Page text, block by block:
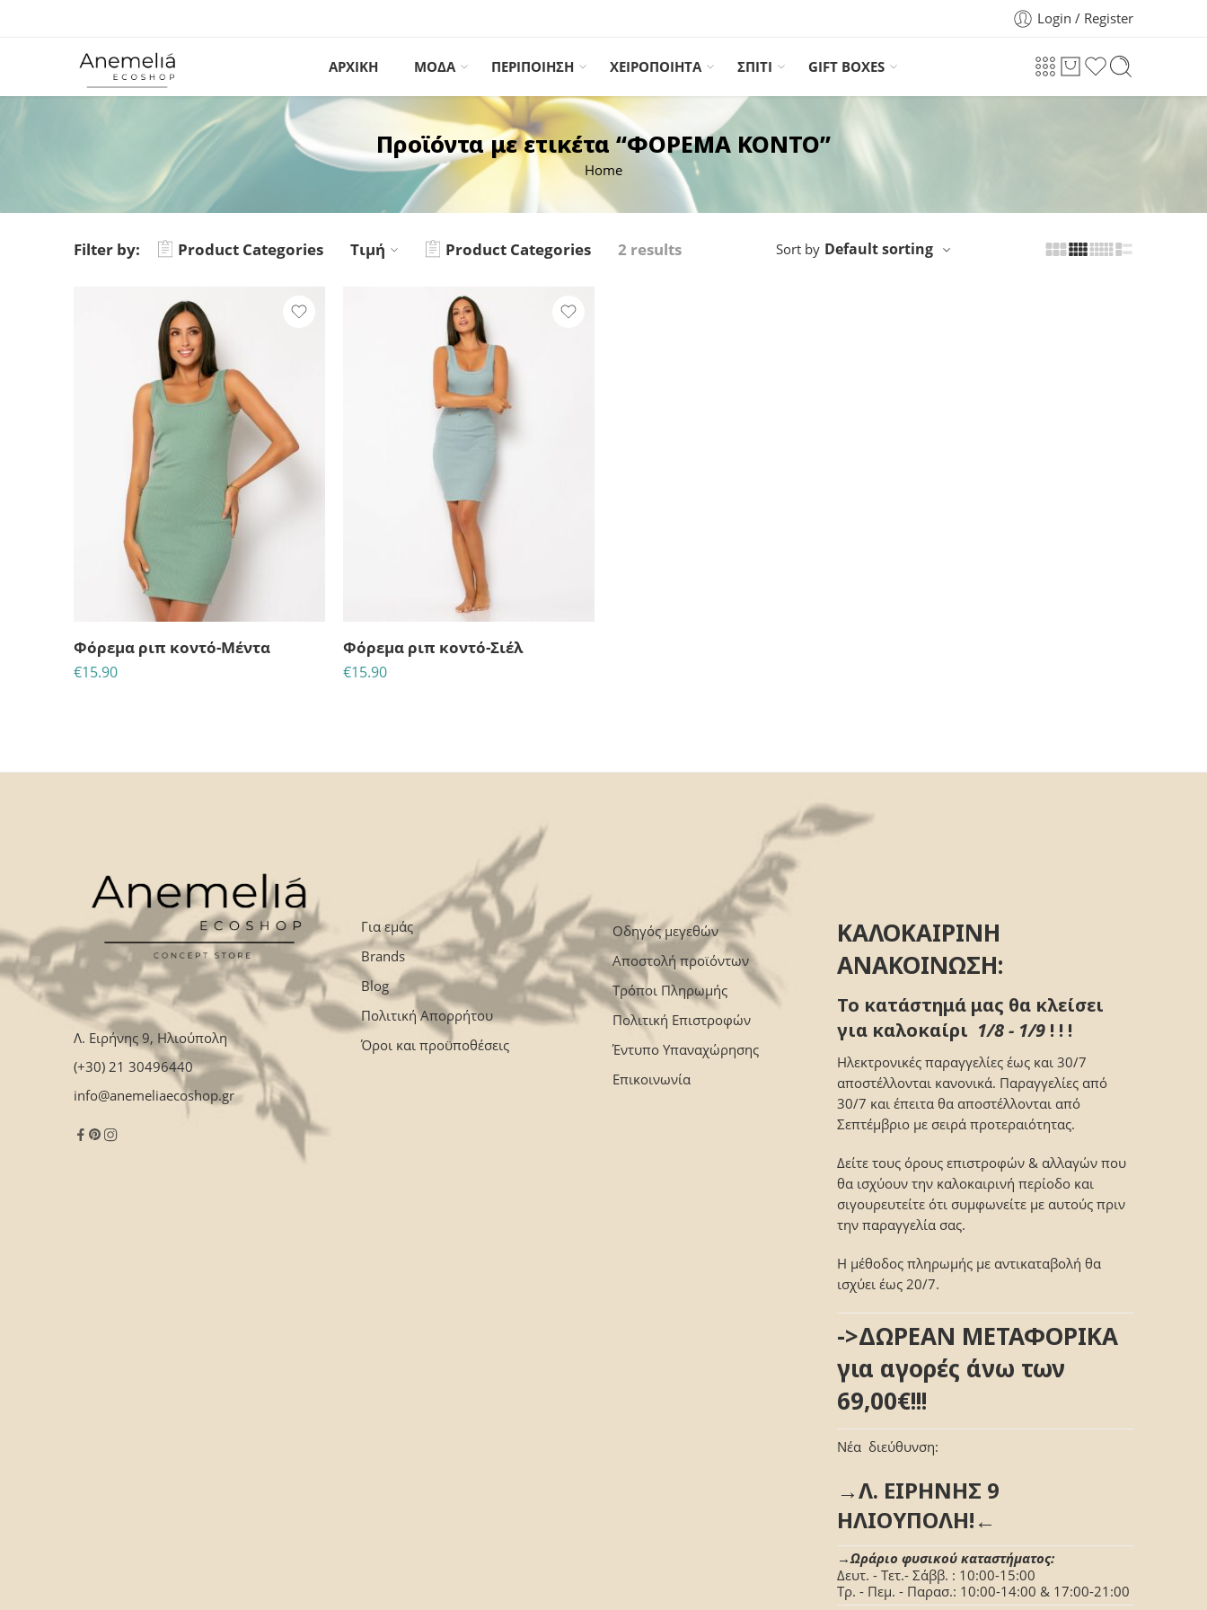
Login / Register
ΑΡΧΙΚΗ ΜΟΔΑ ΠΕΡΙΠΟΙΗΣΗ ΧΕΙΡΟΠΟΙΗΤΑ ΣΠΙΤΙ GIFT BOXES
Προϊόντα με ετικέτα “ΦΟΡΕΜΑ ΚΟΝΤΟ”
Home
Filter by: Product Categories Τιμή Product Categories 2 results Sort by Default sorting
Φόρεμα ριπ κοντό-Μέντα
€15.90
Φόρεμα ριπ κοντό-Σιέλ
€15.90
Λ. Ειρήνης 9, Ηλιούπολη
(+30) 21 30496440
info@anemeliaecoshop.gr
Για εμάς
Brands
Blog
Πολιτική Απορρήτου
Όροι και προϋποθέσεις
Οδηγός μεγεθών
Αποστολή προϊόντων
Τρόποι Πληρωμής
Πολιτική Επιστροφών
Έντυπο Υπαναχώρησης
Επικοινωνία
ΚΑΛΟΚΑΙΡΙΝΗ
ΑΝΑΚΟΙΝΩΣΗ:
Το κατάστημά μας θα κλείσει
για καλοκαίρι 1/8 - 1/9 ! ! !
Ηλεκτρονικές παραγγελίες έως και 30/7
αποστέλλονται κανονικά. Παραγγελίες από
30/7 και έπειτα θα αποστέλλονται από
Σεπτέμβριο με σειρά προτεραιότητας.
Δείτε τους όρους επιστροφών & αλλαγών που
θα ισχύουν την καλοκαιρινή περίοδο και
σιγουρευτείτε ότι συμφωνείτε με αυτούς πριν
την παραγγελία σας.
Η μέθοδος πληρωμής με αντικαταβολή θα
ισχύει έως 20/7.
->ΔΩΡΕΑΝ ΜΕΤΑΦΟΡΙΚΑ
για αγορές άνω των
69,00€!!!
Νέα διεύθυνση:
→Λ. ΕΙΡΗΝΗΣ 9
ΗΛΙΟΥΠΟΛΗ!←
→Ωράριο φυσικού καταστήματος:
Δευτ. - Τετ.- Σάββ. : 10:00-15:00
Τρ. - Πεμ. - Παρασ.: 10:00-14:00 & 17:00-21:00